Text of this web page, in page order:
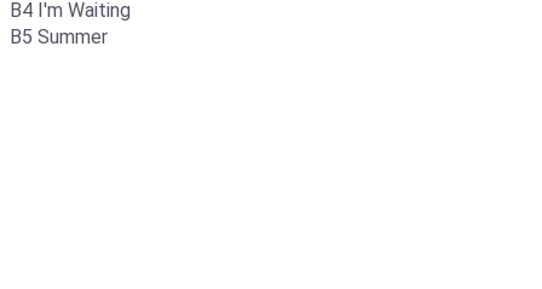
B4 I'm Waiting
B5 Summer